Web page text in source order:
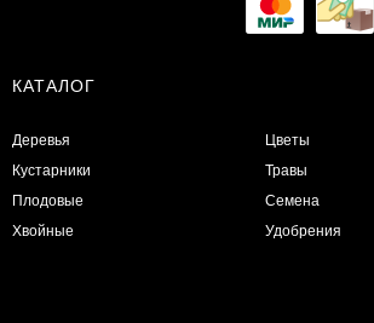
КАТАЛОГ
Деревья
Кустарники
Плодовые
Хвойные
Цветы
Травы
Семена
Удобрения